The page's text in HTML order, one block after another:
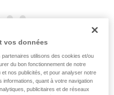
pour descendeur
d'un ergot permettant
vos données
utilisons des cookies et/ou
du bon fonctionnement de notre
nos publicités, et pour analyser notre
informations, quant à votre navigation
publicitaires et de réseaux